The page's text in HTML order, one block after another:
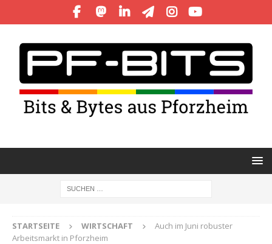
STARTSEITE WIRTSCHAFT
Auch im Juni robuster
Arbeitsmarkt in Pforzheim